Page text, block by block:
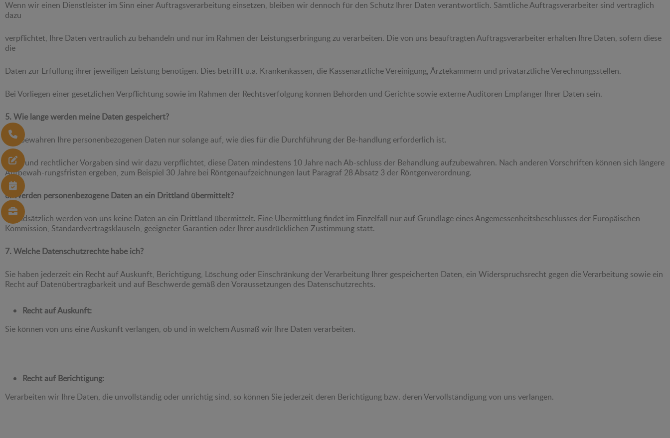
Wenn wir einen Dienstleister im Sinn einer Auftragsverarbeitung einsetzen, bleiben wir dennoch für den Schutz Ihrer Daten verantwortlich. Sämtliche Auftragsverarbeiter sind vertraglich
dazu
verpflichtet, Ihre Daten vertraulich zu behandeln und nur im Rahmen der Leistungserbringung zu verarbeiten. Die von uns beauftragten Auftragsverarbeiter erhalten Ihre Daten, sofern diese
die
Daten zur Erfüllung ihrer jeweiligen Leistung benötigen. Dies betrifft u.a. Krankenkassen, die Kassenärztliche Vereinigung, Ärztekammern und privatärztliche Verechnungsstellen.
Bei Vorliegen einer gesetzlichen Verpflichtung sowie im Rahmen der Rechtsverfolgung können Behörden und Gerichte sowie externe Auditoren Empfänger Ihrer Daten sein.
5. Wie lange werden meine Daten gespeichert?
Wir bewahren Ihre personenbezogenen Daten nur solange auf, wie dies für die Durchführung der Be-handlung erforderlich ist.
Aufgrund rechtlicher Vorgaben sind wir dazu verpflichtet, diese Daten mindestens 10 Jahre nach Ab-schluss der Behandlung aufzubewahren. Nach anderen Vorschriften können sich längere
Aufbewah-rungsfristen ergeben, zum Beispiel 30 Jahre bei Röntgenaufzeichnungen laut Paragraf 28 Absatz 3 der Röntgenverordnung.
6. Werden personenbezogene Daten an ein Drittland übermittelt?
Grundsätzlich werden von uns keine Daten an ein Drittland übermittelt. Eine Übermittlung findet im Einzelfall nur auf Grundlage eines Angemessenheitsbeschlusses der Europäischen
Kommission, Standardvertragsklauseln, geeigneter Garantien oder Ihrer ausdrücklichen Zustimmung statt.
7. Welche Datenschutzrechte habe ich?
Sie haben jederzeit ein Recht auf Auskunft, Berichtigung, Löschung oder Einschränkung der Verarbeitung Ihrer gespeicherten Daten, ein Widerspruchsrecht gegen die Verarbeitung sowie ein
Recht auf Datenübertragbarkeit und auf Beschwerde gemäß den Voraussetzungen des Datenschutzrechts.
Recht auf Auskunft:
Sie können von uns eine Auskunft verlangen, ob und in welchem Ausmaß wir Ihre Daten verarbeiten.
Recht auf Berichtigung:
Verarbeiten wir Ihre Daten, die unvollständig oder unrichtig sind, so können Sie jederzeit deren Berichtigung bzw. deren Vervollständigung von uns verlangen.